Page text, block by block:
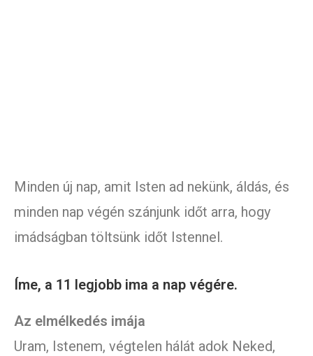
Minden új nap, amit Isten ad nekünk, áldás, és
minden nap végén szánjunk időt arra, hogy
imádságban töltsünk időt Istennel.
Íme, a 11 legjobb ima a nap végére.
Az elmélkedés imája
Uram, Istenem, végtelen hálát adok Neked,